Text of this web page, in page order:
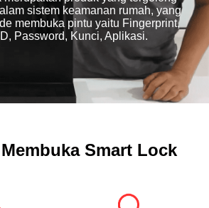
sistem keamanan rumah, yang
membuka pintu yaitu Fingerprint,
Password, Kunci, Aplikasi.
Smart Lock